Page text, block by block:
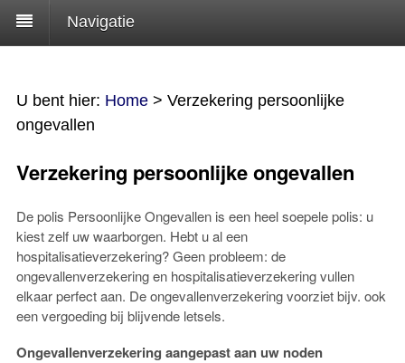
Navigatie
U bent hier: Home > Verzekering persoonlijke
ongevallen
Verzekering persoonlijke ongevallen
De polis Persoonlijke Ongevallen is een heel soepele polis: u
kiest zelf uw waarborgen. Hebt u al een
hospitalisatieverzekering? Geen probleem: de
ongevallenverzekering en hospitalisatieverzekering vullen
elkaar perfect aan. De ongevallenverzekering voorziet bijv. ook
een vergoeding bij blijvende letsels.
Ongevallenverzekering aangepast aan uw noden